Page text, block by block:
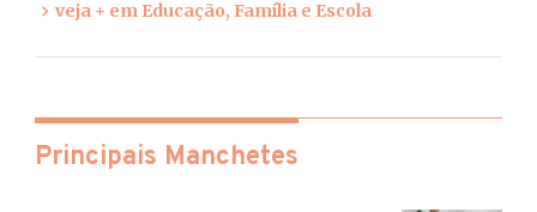
veja + em Educação, Família e Escola
Principais Manchetes